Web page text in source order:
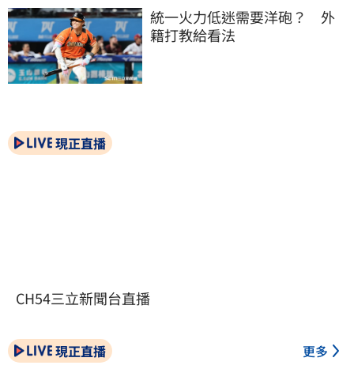
統一火力低迷需要洋砲？　外
籍打教給看法
現正直播
CH54三立新聞台直播
現正直播 更多